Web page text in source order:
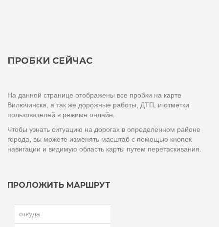
ПРОБКИ СЕЙЧАС
На данной странице отображены все пробки на карте
Вилючинска, а так же дорожные работы, ДТП, и отметки
пользователей в режиме онлайн.
Чтобы узнать ситуацию на дорогах в определенном районе
города, вы можете изменять масштаб с помощью кнопок
навигации и видимую область карты путем перетаскивания.
ПРОЛОЖИТЬ МАРШРУТ